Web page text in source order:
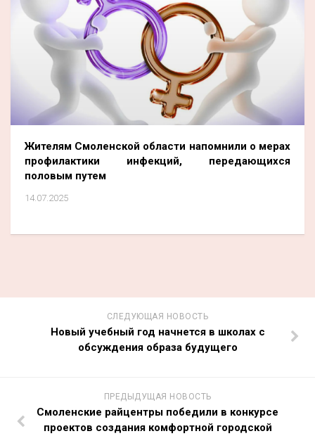
Жителям Смоленской области напомнили о мерах
профилактики инфекций, передающихся
половым путем
14.07.2025
СЛЕДУЮЩАЯ НОВОСТЬ
Новый учебный год начнется в школах с
обсуждения образа будущего
ПРЕДЫДУЩАЯ НОВОСТЬ
Смоленские райцентры победили в конкурсе
проектов создания комфортной городской